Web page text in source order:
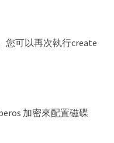
您可以再次執行create
加密來配置磁碟